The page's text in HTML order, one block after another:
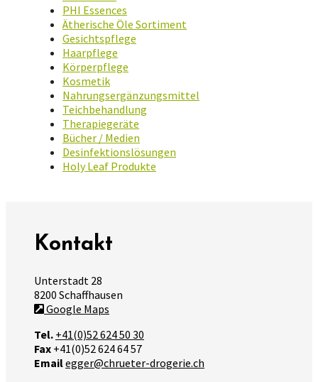
PHI Essences
Ätherische Öle Sortiment
Gesichtspflege
Haarpflege
Körperpflege
Kosmetik
Nahrungsergänzungsmittel
Teichbehandlung
Therapiegeräte
Bücher / Medien
Desinfektionslösungen
Holy Leaf Produkte
Kontakt
Unterstadt 28
8200 Schaffhausen
Google Maps
Tel. +41(0)52 624 50 30
Fax +41(0)52 624 64 57
Emailegger@chrueter-drogerie.ch